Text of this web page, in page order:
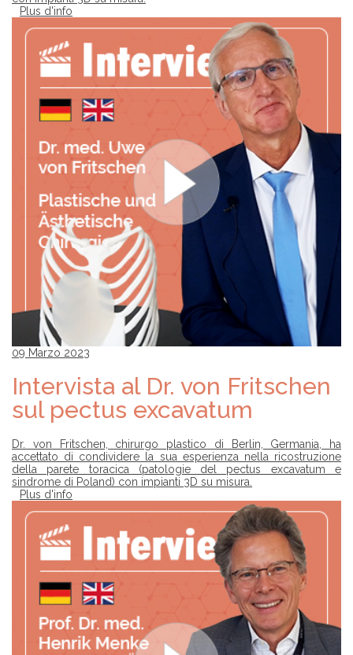
Plus d'info
09 Marzo 2023
Intervista al Dr. von Fritschen
sul pectus excavatum
Dr. von Fritschen, chirurgo plastico di Berlin, Germania, ha
accettato di condividere la sua esperienza nella ricostruzione
della parete toracica (patologie del pectus excavatum e
sindrome di Poland) con impianti 3D su misura.
Plus d'info